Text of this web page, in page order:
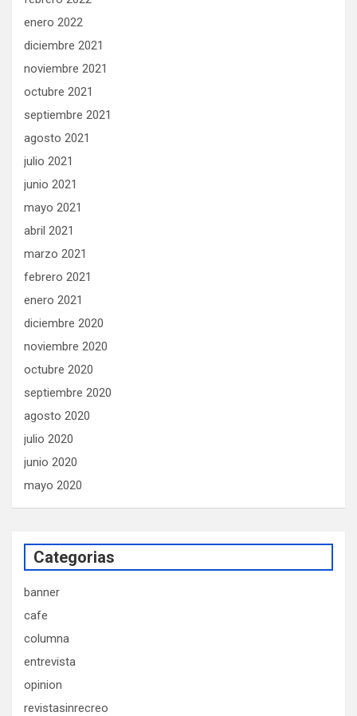
enero 2022
diciembre 2021
noviembre 2021
octubre 2021
septiembre 2021
agosto 2021
julio 2021
junio 2021
mayo 2021
abril 2021
marzo 2021
febrero 2021
enero 2021
diciembre 2020
noviembre 2020
octubre 2020
septiembre 2020
agosto 2020
julio 2020
junio 2020
mayo 2020
Categorias
banner
cafe
columna
entrevista
opinion
revistasinrecreo